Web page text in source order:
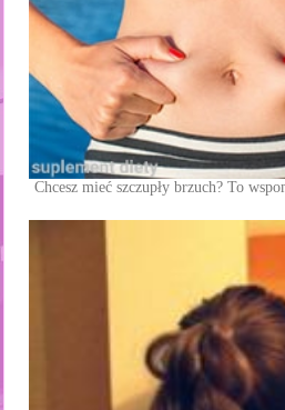
Chcesz mieć szczupły brzuch? To